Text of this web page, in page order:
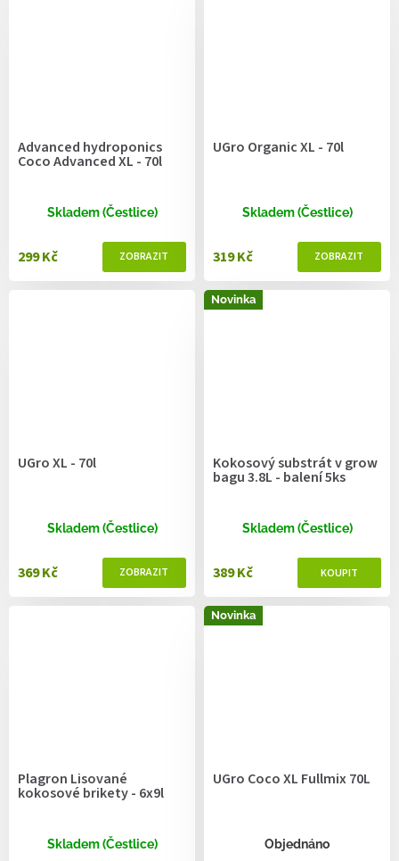
Advanced hydroponics
Coco Advanced XL - 70l
Skladem (Čestlice)
299 Kč
UGro Organic XL - 70l
Skladem (Čestlice)
319 Kč
UGro XL - 70l
Skladem (Čestlice)
369 Kč
Novinka
Kokosový substrát v grow
bagu 3.8L - balení 5ks
Skladem (Čestlice)
389 Kč
Plagron Lisované
kokosové brikety - 6x9l
Skladem (Čestlice)
Novinka
UGro Coco XL Fullmix 70L
Objednáno